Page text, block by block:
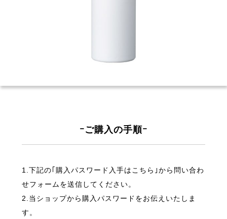
ｰご購入の手順ｰ
1.下記の｢購入パスワード入手はこちら｣から問い合わ
せフォームを送信してください。
2.当ショップから購入パスワードをお伝えいたしま
す。